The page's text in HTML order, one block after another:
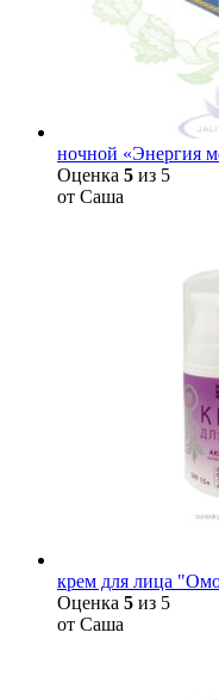
ночной «Энергия
Оценка 5 из 5
от Саша
крем для лица
Оценка 5 из 5
от Саша